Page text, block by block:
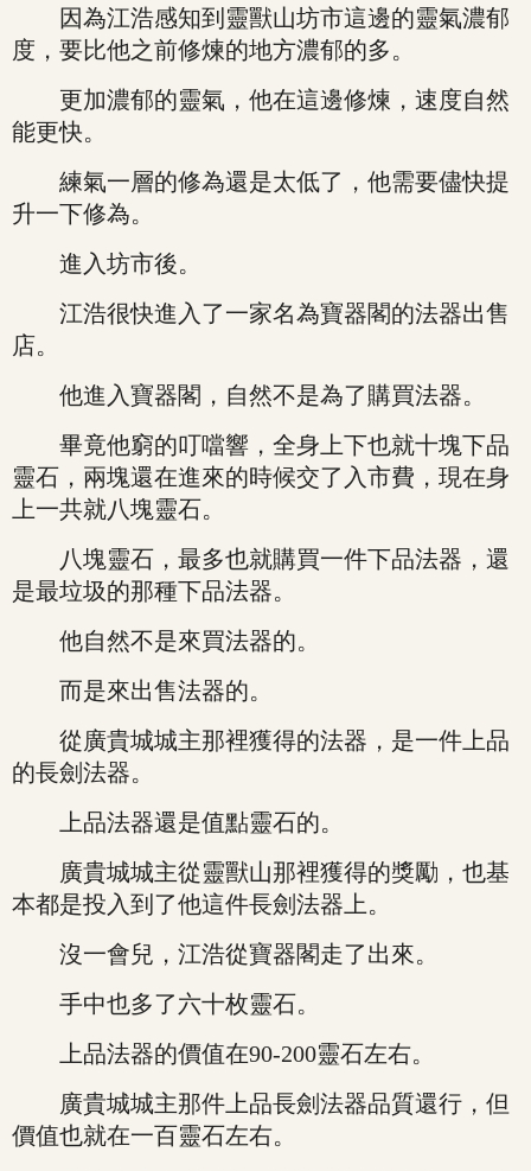
因為江浩感知到靈獸山坊市這邊的靈氣濃郁
度，要比他之前修煉的地方濃郁的多。
更加濃郁的靈氣，他在這邊修煉，速度自然
能更快。
練氣一層的修為還是太低了，他需要儘快提
升一下修為。
進入坊市後。
江浩很快進入了一家名為寶器閣的法器出售
店。
他進入寶器閣，自然不是為了購買法器。
畢竟他窮的叮噹響，全身上下也就十塊下品
靈石，兩塊還在進來的時候交了入市費，現在身
上一共就八塊靈石。
八塊靈石，最多也就購買一件下品法器，還
是最垃圾的那種下品法器。
他自然不是來買法器的。
而是來出售法器的。
從廣貴城城主那裡獲得的法器，是一件上品
的長劍法器。
上品法器還是值點靈石的。
廣貴城城主從靈獸山那裡獲得的獎勵，也基
本都是投入到了他這件長劍法器上。
沒一會兒，江浩從寶器閣走了出來。
手中也多了六十枚靈石。
上品法器的價值在90-200靈石左右。
廣貴城城主那件上品長劍法器品質還行，但
價值也就在一百靈石左右。